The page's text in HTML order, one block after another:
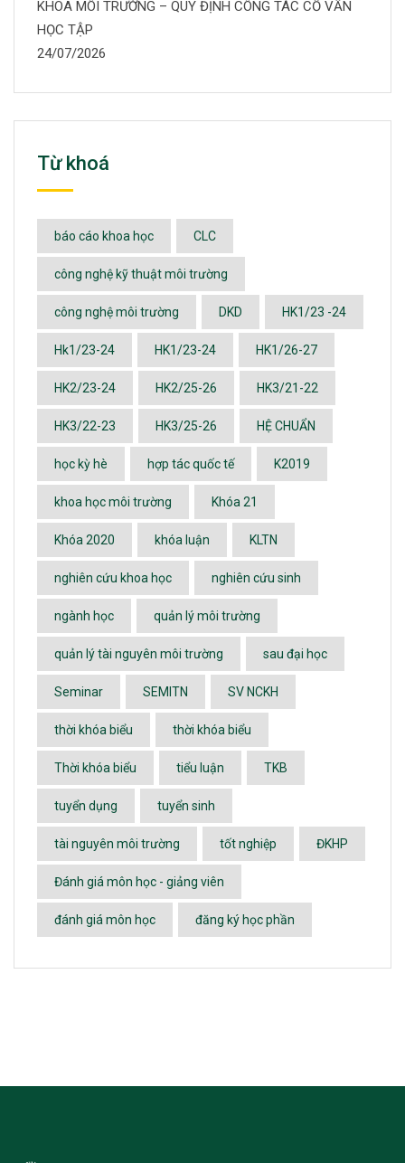
KHOA MÔI TRƯỜNG – QUY ĐỊNH CÔNG TÁC CỐ VẤN
HỌC TẬP
24/07/2026
Từ khoá
báo cáo khoa học CLC
công nghệ kỹ thuật môi trường
công nghệ môi trường DKD HK1/23 -24
Hk1/23-24 HK1/23-24 HK1/26-27
HK2/23-24 HK2/25-26 HK3/21-22
HK3/22-23 HK3/25-26 HỆ CHUẨN
học kỳ hè hợp tác quốc tế K2019
khoa học môi trường Khóa 21
Khóa 2020 khóa luận KLTN
nghiên cứu khoa học nghiên cứu sinh
ngành học quản lý môi trường
quản lý tài nguyên môi trường sau đại học
Seminar SEMITN SV NCKH
thời khóa biểu thời khóa biểu
Thời khóa biểu tiểu luận TKB
tuyển dụng tuyển sinh
tài nguyên môi trường tốt nghiệp ĐKHP
Đánh giá môn học - giảng viên
đánh giá môn học đăng ký học phần